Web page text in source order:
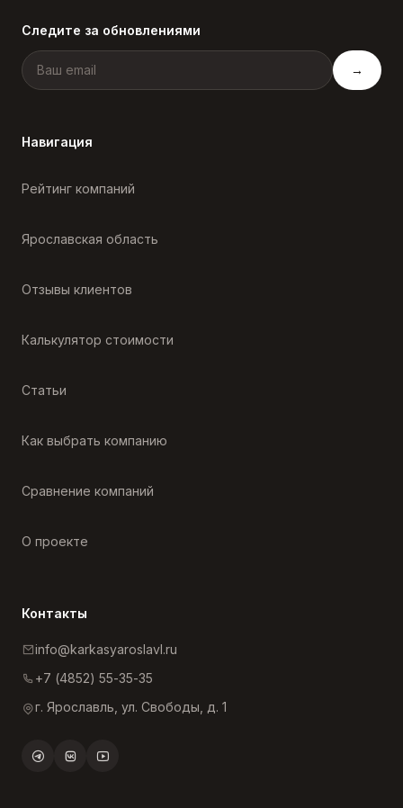
Следите за обновлениями
→
Навигация
Рейтинг компаний
Ярославская область
Отзывы клиентов
Калькулятор стоимости
Статьи
Как выбрать компанию
Сравнение компаний
О проекте
Контакты
info@karkasyaroslavl.ru
+7 (4852) 55-35-35
г. Ярославль, ул. Свободы, д. 1